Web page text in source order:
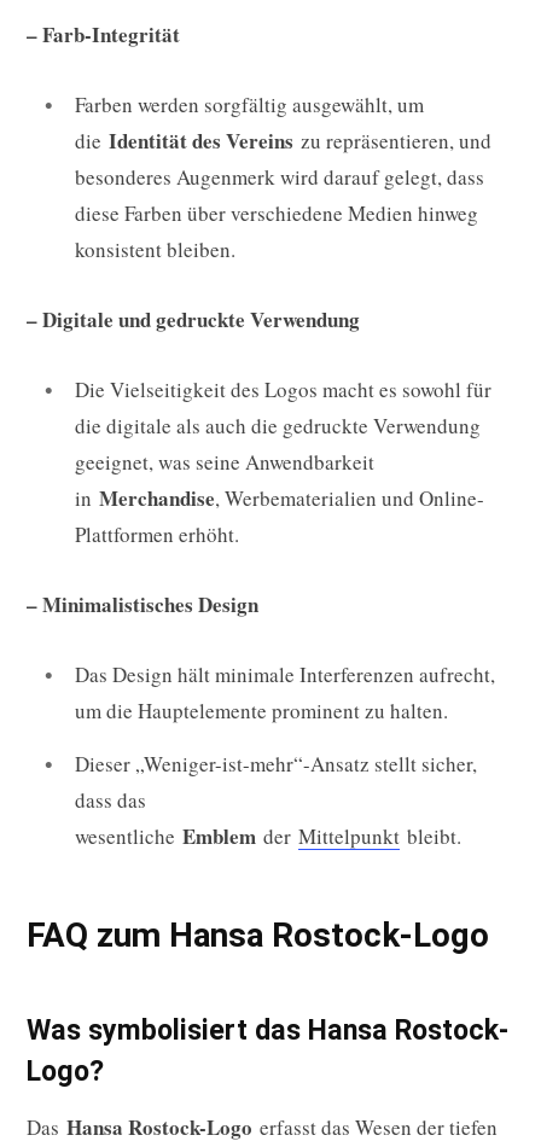
– Farb-Integrität
Farben werden sorgfältig ausgewählt, um
die Identität des Vereins zu repräsentieren, und
besonderes Augenmerk wird darauf gelegt, dass
diese Farben über verschiedene Medien hinweg
konsistent bleiben.
– Digitale und gedruckte Verwendung
Die Vielseitigkeit des Logos macht es sowohl für
die digitale als auch die gedruckte Verwendung
geeignet, was seine Anwendbarkeit
in Merchandise, Werbematerialien und Online-
Plattformen erhöht.
– Minimalistisches Design
Das Design hält minimale Interferenzen aufrecht,
um die Hauptelemente prominent zu halten.
Dieser „Weniger-ist-mehr“-Ansatz stellt sicher,
dass das
wesentliche Emblem der Mittelpunkt bleibt.
FAQ zum Hansa Rostock-Logo
Was symbolisiert das Hansa Rostock-
Logo?
Das Hansa Rostock-Logo erfasst das Wesen der tiefen